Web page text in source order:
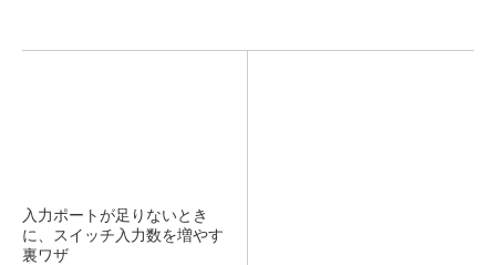
入力ポートが足りないとき
に、スイッチ入力数を増やす
裏ワザ